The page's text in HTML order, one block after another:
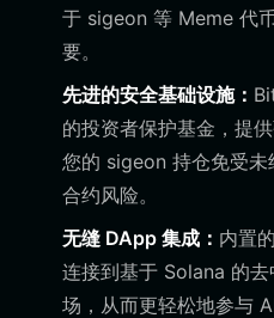
于 sigeon 等 Meme 代
要。
先进的安全基础设施：
的投资者保护基金，提
您的 sigeon 持仓免受
合约风险。
无缝 DApp 集成： 内置
连接到基于 Solana 的
场，从而更轻松地参与